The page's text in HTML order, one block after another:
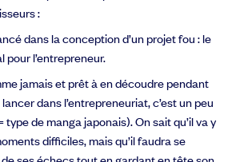
:
dans la conception d’un projet fou : le
pour l’entrepreneur.
jamais et prêt à en découdre pendant
dans l’entrepreneuriat, c’est un peu
de manga japonais). On sait qu’il va y
difficiles, mais qu’il faudra se